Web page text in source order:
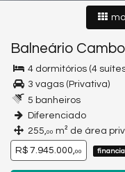
Balneário
4 dormitórios (4
3 vagas (Privativa)
5 banheiros
Diferenciado
255,00 m² de área
R$ 7.945.000,00